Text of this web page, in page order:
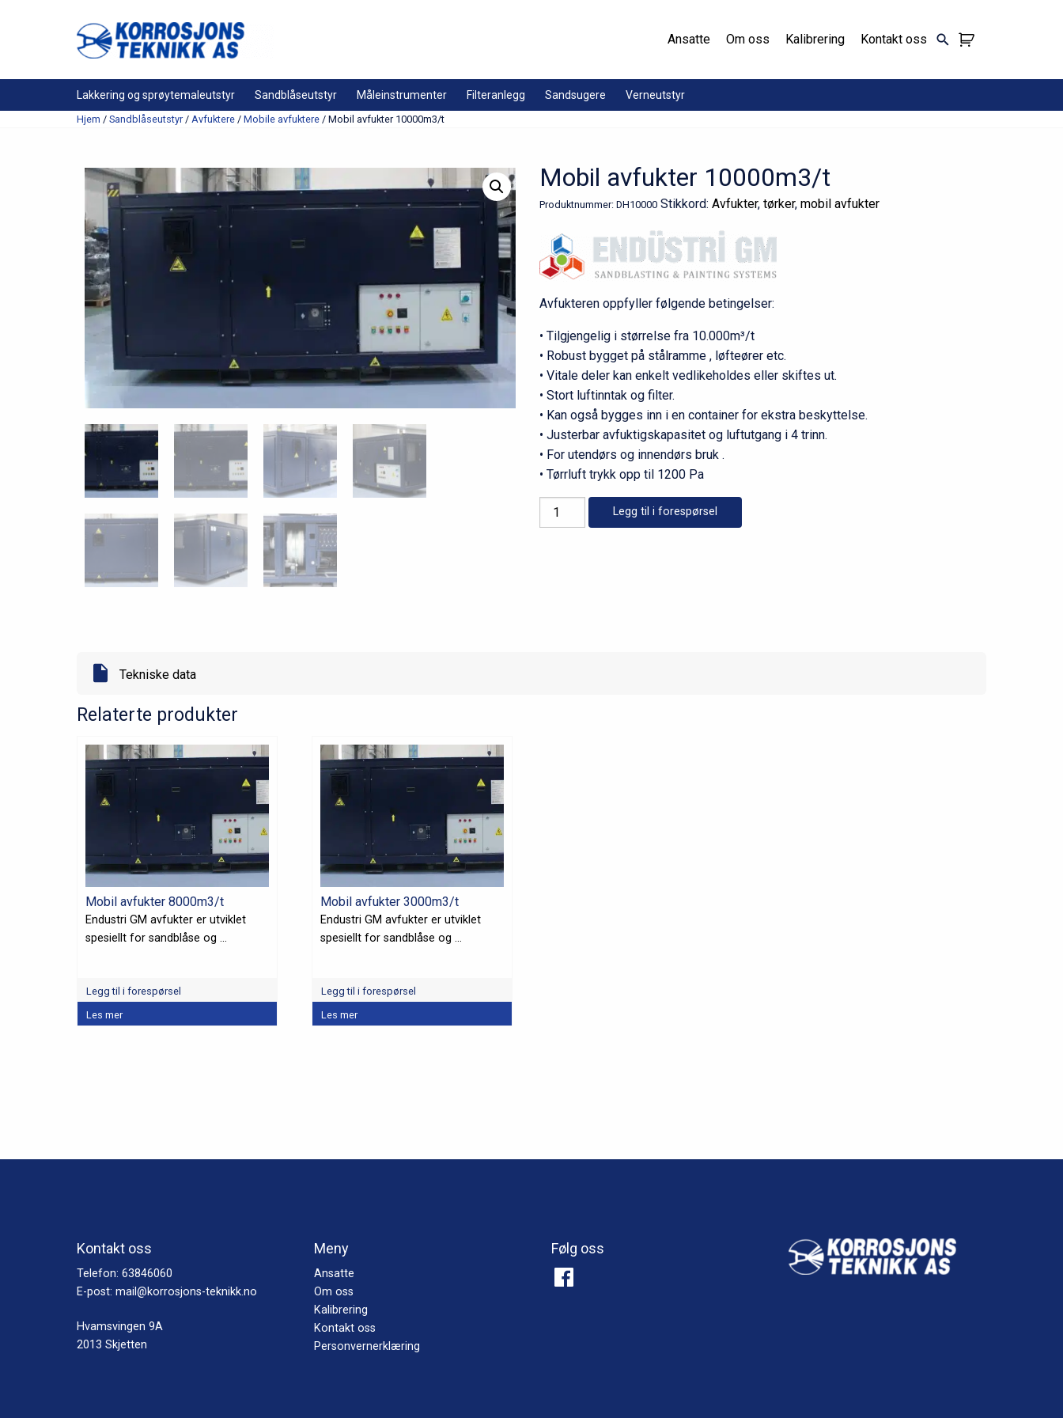
Ansatte Om oss Kalibrering Kontakt oss
Lakkering og sprøytemaleutstyr Sandblåseutstyr Måleinstrumenter Filteranlegg Sandsugere Verneutstyr
Hjem / Sandblåseutstyr/ Avfuktere / Mobile avfuktere / Mobil avfukter 10000m3/t
Mobil avfukter 10000m3/t
Produktnummer: DH10000 Stikkord: Avfukter, tørker, mobil avfukter
Avfukteren oppfyller følgende betingelser:
• Tilgjengelig i størrelse fra 10.000m³/t
• Robust bygget på stålramme , løfteører etc.
• Vitale deler kan enkelt vedlikeholdes eller skiftes ut.
• Stort luftinntak og filter.
• Kan også bygges inn i en container for ekstra beskyttelse.
• Justerbar avfuktigskapasitet og luftutgang i 4 trinn.
• For utendørs og innendørs bruk .
• Tørrluft trykk opp til 1200 Pa
Mobil
avfukter
Legg til i forespørsel
Tekniske data
Relaterte produkter
Mobil avfukter 8000m3/t
Endustri GM avfukter er utviklet
spesiellt for sandblåse og ...
Legg til i forespørsel
Les mer
Mobil avfukter 3000m3/t
Endustri GM avfukter er utviklet
spesiellt for sandblåse og ...
Legg til i forespørsel
Les mer
Kontakt oss
Telefon: 63846060
E-post: mail@korrosjons-teknikk.no
Hvamsvingen 9A
2013 Skjetten
Meny
Ansatte
Om oss
Kalibrering
Kontakt oss
Personvernerklæring
Følg oss